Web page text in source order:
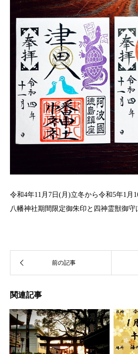
令和4年11 月 7 日 (月 )立冬から令和5年1 月
八幡神社期間限定御朱印と四神霊獣御守
関連記事